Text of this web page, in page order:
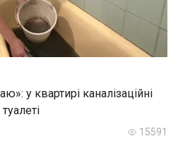
у квартирі каналізаційні
15591